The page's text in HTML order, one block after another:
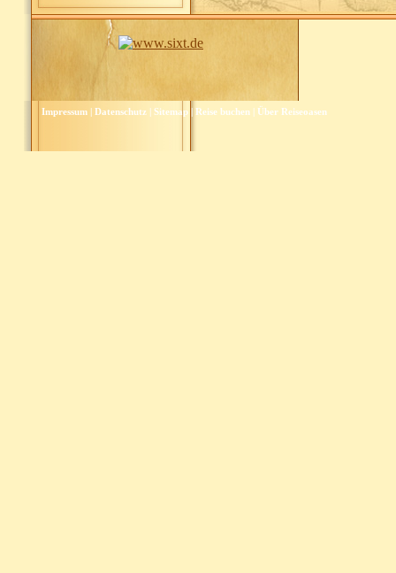
Impressum| Datenschutz| Sitemap| Reise buchen| Über Reiseoasen